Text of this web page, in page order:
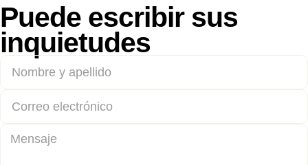
Puede escribir sus
inquietudes